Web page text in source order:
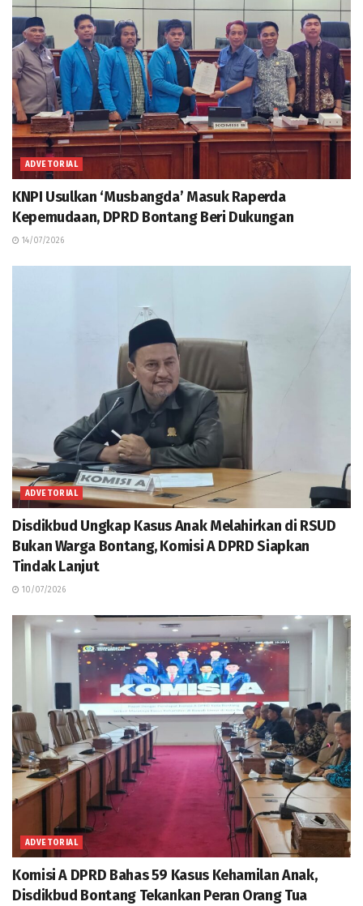
ADVETORIAL
KNPI Usulkan ‘Musbangda’ Masuk Raperda
Kepemudaan, DPRD Bontang Beri Dukungan
14/07/2026
ADVETORIAL
Disdikbud Ungkap Kasus Anak Melahirkan di RSUD
Bukan Warga Bontang, Komisi A DPRD Siapkan
Tindak Lanjut
10/07/2026
ADVETORIAL
Komisi A DPRD Bahas 59 Kasus Kehamilan Anak,
Disdikbud Bontang Tekankan Peran Orang Tua